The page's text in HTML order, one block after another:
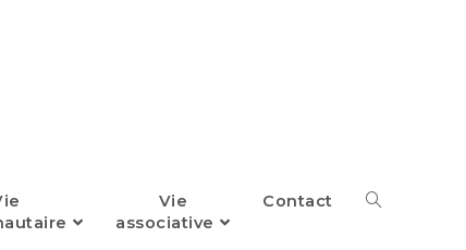
Vie
associative
Contact
Toggle